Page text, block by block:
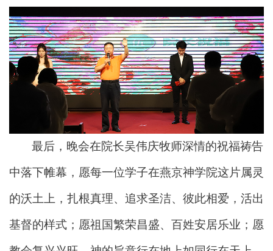
最后，晚会在院长吴伟庆牧师深情的祝福祷告
中落下帷幕，愿每一位学子在燕京神学院这片属灵
的沃土上，扎根真理、追求圣洁、彼此相爱，活出
基督的样式；愿祖国繁荣昌盛、百姓安居乐业；愿